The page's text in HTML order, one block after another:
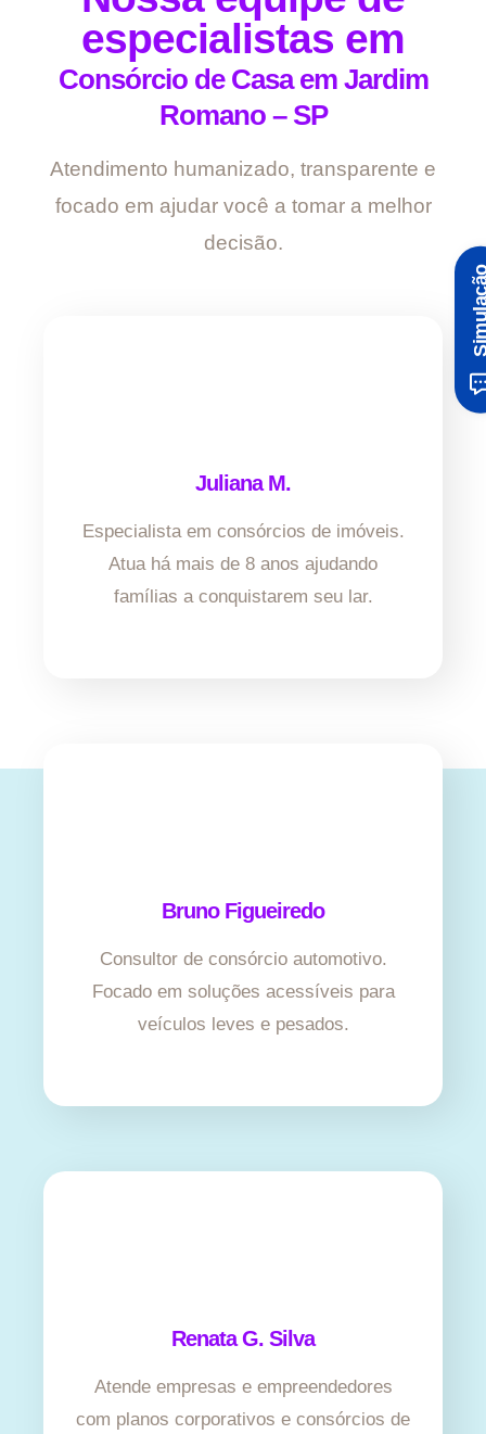
especialistas em
Consórcio de Casa em Jardim
Romano – SP
Atendimento humanizado, transparente e
focado em ajudar você a tomar a melhor
decisão.
Juliana M.
Especialista em consórcios de imóveis.
Atua há mais de 8 anos ajudando
famílias a conquistarem seu lar.
Bruno Figueiredo
Consultor de consórcio automotivo.
Focado em soluções acessíveis para
veículos leves e pesados.
Renata G. Silva
Atende empresas e empreendedores
com planos corporativos e consórcios de